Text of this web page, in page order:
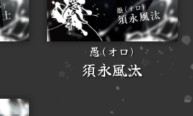
愚(オロ)
須永風汰